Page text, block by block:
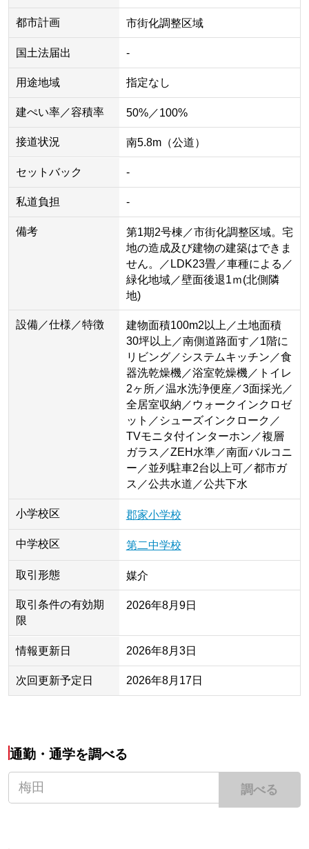
都市計画 市街化調整区域
国土法届出 -
用途地域 指定なし
建ぺい率／容積率 50%／100%
接道状況 南5.8m（公道）
セットバック -
私道負担 -
備考
第1期2号棟／市街化調整区域。宅
地の造成及び建物の建築はできま
せん。／LDK23畳／車種による／
緑化地域／壁面後退1ｍ(北側隣
地)
設備／仕様／特徴
建物面積100m2以上／土地面積
30坪以上／南側道路面す／1階に
リビング／システムキッチン／食
器洗乾燥機／浴室乾燥機／トイレ
2ヶ所／温水洗浄便座／3面採光／
全居室収納／ウォークインクロゼ
ット／シューズインクローク／
TVモニタ付インターホン／複層
ガラス／ZEH水準／南面バルコニ
ー／並列駐車2台以上可／都市ガ
ス／公共水道／公共下水
小学校区 郡家小学校
中学校区 第二中学校
取引形態 媒介
取引条件の有効期
限
2026年8月9日
情報更新日 2026年8月3日
次回更新予定日 2026年8月17日
通勤・通学を調べる
調べる